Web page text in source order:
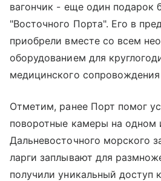
вагончик - еще один подарок
"Восточного Порта". Его в
приобрели вместе со всем
оборудованием для
медицинского
Отметим, ранее Порт помог
поворотные камеры на одном
Дальневосточного морского
ларги заплывают для
получили уникальный доступ